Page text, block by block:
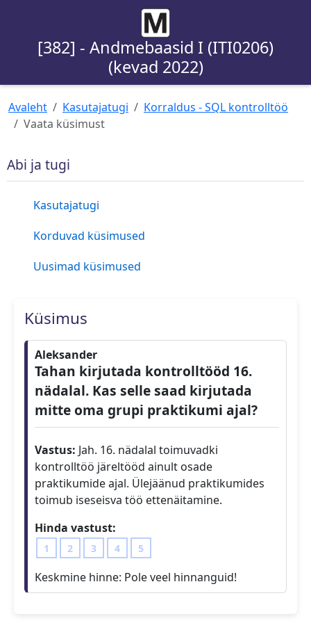
[382] - Andmebaasid I (ITI0206)
(kevad 2022)
Avaleht Kasutajatugi
Korraldus - SQL kontrolltöö
Vaata küsimust
Abi ja tugi
Kasutajatugi
Korduvad küsimused
Uusimad küsimused
Küsimus
Aleksander
Tahan kirjutada kontrolltööd 16.
nädalal. Kas selle saad kirjutada
mitte oma grupi praktikumi ajal?
Vastus: Jah. 16. nädalal toimuvadki
kontrolltöö järeltööd ainult osade
praktikumide ajal. Ülejäänud praktikumides
toimub iseseisva töö ettenäitamine.
Hinda vastust:
1 2 3 4 5
Keskmine hinne: Pole veel hinnanguid!